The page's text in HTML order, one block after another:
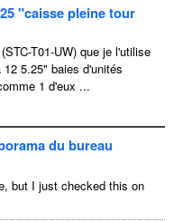
"caisse pleine tour
T01-UW) que je l'utilise
5.25" baies d'unités
1 d'eux ...
du bureau
, but I just checked this on